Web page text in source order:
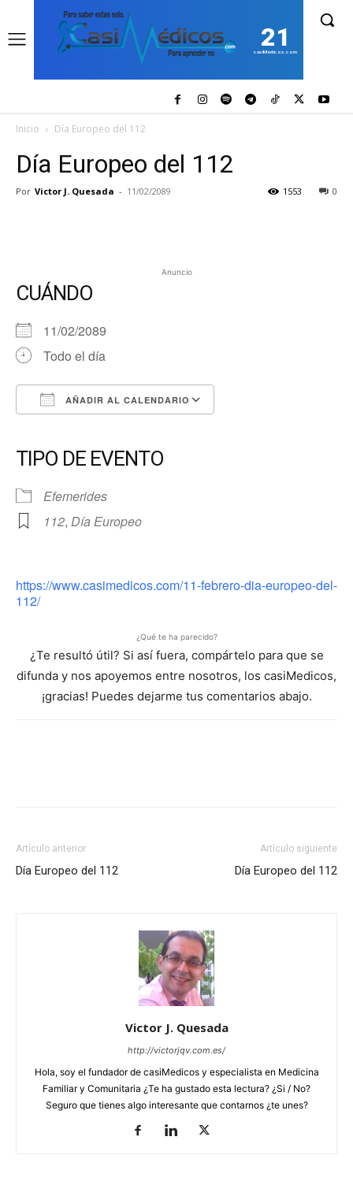
21
casiMedicos.com
Inicio Día Europeo del 112
Día Europeo del 112
Por Victor J. Quesada - 11/02/2089 0
1553
Anuncio
CUÁNDO
11/02/2089
Todo el día
AÑADIR AL CALENDARIO
TIPO DE EVENTO
Efemerides
112, Día Europeo
https://www.casimedicos.com/11-febrero-dia-europeo-del-
112/
¿Qué te ha parecido?
¿Te resultó útil? Si así fuera, compártelo para que se
difunda y nos apoyemos entre nosotros, los casiMedicos,
¡gracias! Puedes dejarme tus comentarios abajo.
Artículo anterior
Día Europeo del 112
Artículo siguiente
Día Europeo del 112
Victor J. Quesada
http://victorjqv.com.es/
Hola, soy el fundador de casiMedicos y especialista en Medicina
Familiar y Comunitaria ¿Te ha gustado esta lectura? ¿Si / No?
Seguro que tienes algo interesante que contarnos ¿te unes?